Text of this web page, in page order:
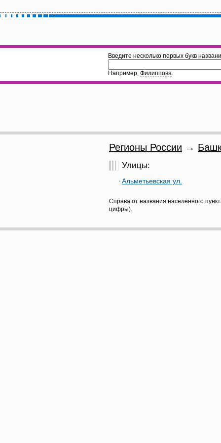
Введите несколько первых букв
Например, Филиппова.
Регионы России →
Улицы:
Альметьевская ул.
Справа от названия населённого
цифры).